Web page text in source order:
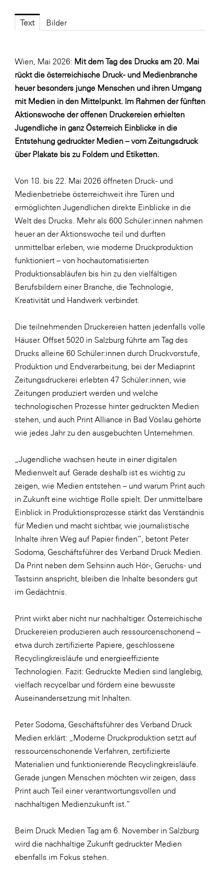
FRoSTA
Gardena
Gas Connect Austria
GBV - Verband gemeinnütziger
Bauvereinigungen
Getzner Werkstoffe
Heimat Österreich
ikp
JELD-WEN DANA
kosaplaner
LAT Nitrogen
Libro
Lidl Österreich
Die Menü-Manufaktur
MTH Retail Group
OptimaMed
PAGRO
PHH Rechtsanwält:innen
Primark
Salesforce
sebamed
SeneCura
SERVICE&MORE
SKINUANCE®
Somfy
Sony DADC
SPIEGLTEC
STIHL Tirol
Trend Micro
TAG GmbH
VALETTA
Verband Druck Medien Österreich
Wirtschaftskammer Salzburg
WKS Fachgruppe Fahrzeughandel und
Fahrzeugtechnik
WKS Fachgruppe Finanzdienstleister
WK UBIT
Media
Text Bilder
Wien, Mai 2026: Mit dem Tag des Drucks am 20. Mai
rückt die österreichische Druck- und Medienbranche
heuer besonders junge Menschen und ihren Umgang
mit Medien in den Mittelpunkt. Im Rahmen der fünften
Aktionswoche der offenen Druckereien erhielten
Jugendliche in ganz Österreich Einblicke in die
Entstehung gedruckter Medien – vom Zeitungsdruck
über Plakate bis zu Foldern und Etiketten.
Von 18. bis 22. Mai 2026 öffneten Druck- und
Medienbetriebe österreichweit ihre Türen und
ermöglichten Jugendlichen direkte Einblicke in die
Welt des Drucks. Mehr als 600 Schüler:innen nahmen
heuer an der Aktionswoche teil und durften
unmittelbar erleben, wie moderne Druckproduktion
funktioniert – von hochautomatisierten
Produktionsabläufen bis hin zu den vielfältigen
Berufsbildern einer Branche, die Technologie,
Kreativität und Handwerk verbindet.
Die teilnehmenden Druckereien hatten jedenfalls volle
Häuser. Offset 5020 in Salzburg führte am Tag des
Drucks alleine 60 Schüler:innen durch Druckvorstufe,
Produktion und Endverarbeitung, bei der Mediaprint
Zeitungsdruckerei erlebten 47 Schüler:innen, wie
Zeitungen produziert werden und welche
technologischen Prozesse hinter gedruckten Medien
stehen, und auch Print Alliance in Bad Vöslau gehörte
wie jedes Jahr zu den ausgebuchten Unternehmen.
„Jugendliche wachsen heute in einer digitalen
Medienwelt auf. Gerade deshalb ist es wichtig zu
zeigen, wie Medien entstehen – und warum Print auch
in Zukunft eine wichtige Rolle spielt. Der unmittelbare
Einblick in Produktionsprozesse stärkt das Verständnis
für Medien und macht sichtbar, wie journalistische
Inhalte ihren Weg auf Papier finden“, betont Peter
Sodoma, Geschäftsführer des Verband Druck Medien.
Da Print neben dem Sehsinn auch Hör-, Geruchs- und
Tastsinn anspricht, bleiben die Inhalte besonders gut
im Gedächtnis.
Print wirkt aber nicht nur nachhaltiger. Österreichische
Druckereien produzieren auch ressourcenschonend –
etwa durch zertifizierte Papiere, geschlossene
Recyclingkreisläufe und energieeffiziente
Technologien. Fazit: Gedruckte Medien sind langlebig,
vielfach recycelbar und fördern eine bewusste
Auseinandersetzung mit Inhalten.
Peter Sodoma, Geschäftsführer des Verband Druck
Medien erklärt: „Moderne Druckproduktion setzt auf
ressourcenschonende Verfahren, zertifizierte
Materialien und funktionierende Recyclingkreisläufe.
Gerade jungen Menschen möchten wir zeigen, dass
Print auch Teil einer verantwortungsvollen und
nachhaltigen Medienzukunft ist.“
Beim Druck Medien Tag am 6. November in Salzburg
wird die nachhaltige Zukunft gedruckter Medien
ebenfalls im Fokus stehen.